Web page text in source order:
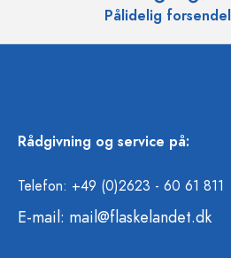
Pålidelig
Rådgivning og service på:
Telefon: +49 (0)2623 - 60 61 811
E-mail: mail@flaskelandet.dk